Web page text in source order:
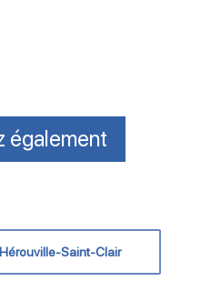
également
Saint-Clair